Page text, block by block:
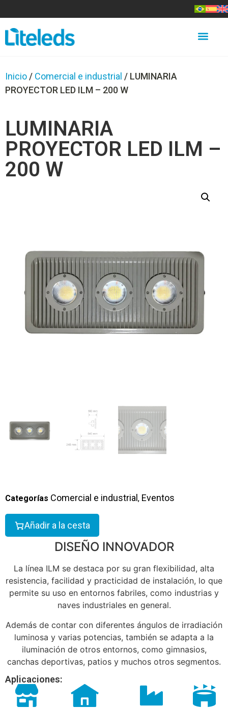
Inicio / Comercial e industrial / LUMINARIA
PROYECTOR LED ILM – 200 W
LUMINARIA
PROYECTOR LED ILM –
200 W
Categorías Comercial e industrial , Eventos
Añadir a la cesta
DISEÑO INNOVADOR
La línea ILM se destaca por su gran flexibilidad, alta
resistencia, facilidad y practicidad de instalación, lo que
permite su uso en entornos fabriles, como industrias y
naves industriales en general.
Además de contar con diferentes ángulos de irradiación
luminosa y varias potencias, también se adapta a la
iluminación de otros entornos, como gimnasios,
canchas deportivas, patios y muchos otros segmentos.
Aplicaciones: